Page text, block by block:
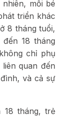
mỗi bé
triển khác
8 tháng tuổi,
18 tháng
chỉ phụ
quan đến
và cả sự
tháng, trẻ